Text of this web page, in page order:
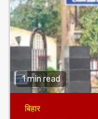
1 min read
बिहार